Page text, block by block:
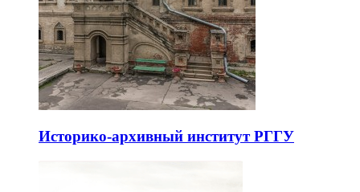
Историко-архивный институт РГГУ